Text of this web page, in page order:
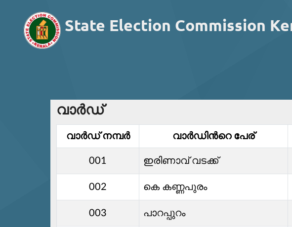
State Election Commission
വാര്‍ഡ്
വാര്‍ഡ്‌ നമ്പര്‍ വാര്‍ഡിൻറെ പേര്
001 ഇരിണാവ്‌ വടക്ക്
002 കെ കണ്ണപുരം
003 പാറപ്പുറം